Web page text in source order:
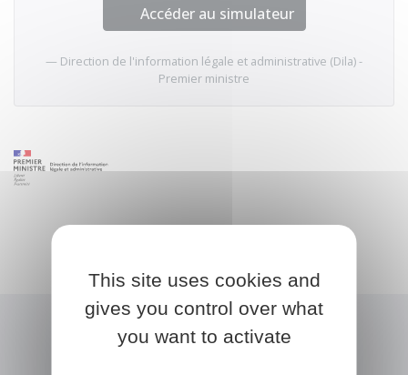
Accéder au simulateur
Direction de l'information légale et administrative (Dila) -
Premier ministre
This site uses cookies and
gives you control over what
you want to activate